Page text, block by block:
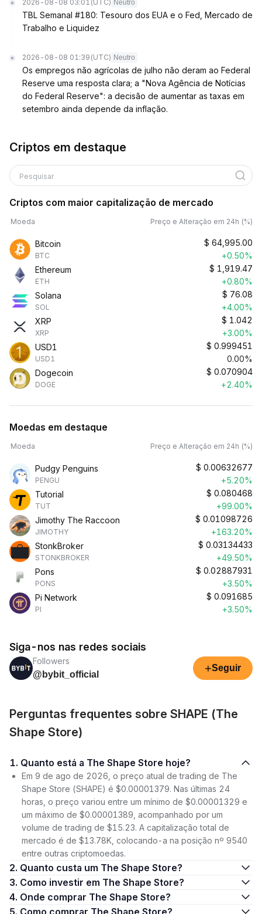
2026-08-08 03:01 (UTC) Neutro
TBL Semanal #180: Tesouro dos EUA e o Fed, Mercado de
Trabalho e Liquidez
2026-08-08 01:39 (UTC) Neutro
Os empregos não agrícolas de julho não deram ao Federal
Reserve uma resposta clara; a "Nova Agência de Notícias
do Federal Reserve": a decisão de aumentar as taxas em
setembro ainda depende da inflação.
Criptos em destaque
Pesquisar
Criptos com maior capitalização de mercado
Moeda Preço e Alteração em 24h (%)
Bitcoin
BTC
$ 64,995.00
+0.50%
Ethereum
ETH
$ 1,919.47
+0.80%
Solana
SOL
$ 76.08
+4.00%
XRP
XRP
$ 1.042
+3.00%
USD1
USD1
$ 0.999451
0.00%
Dogecoin
DOGE
$ 0.070904
+2.40%
Moedas em destaque
Moeda Preço e Alteração em 24h (%)
Pudgy Penguins
PENGU
$ 0.00632677
+5.20%
Tutorial
TUT
$ 0.080468
+99.00%
Jimothy The Raccoon
JIMOTHY
$ 0.01098726
+163.20%
StonkBroker
STONKBROKER
$ 0.03134433
+49.50%
Pons
PONS
$ 0.02887931
+3.50%
Pi Network
PI
$ 0.091685
+3.50%
Siga-nos nas redes sociais
Followers
@bybit_official
+Seguir
Perguntas frequentes sobre SHAPE (The
Shape Store)
1. Quanto está a The Shape Store hoje?
Em 9 de ago de 2026, o preço atual de trading de The
Shape Store (SHAPE) é $0.00001379. Nas últimas 24
horas, o preço variou entre um mínimo de $0.00001329 e
um máximo de $0.00001389, acompanhado por um
volume de trading de $15.23. A capitalização total de
mercado é de $13.78K, colocando-a na posição nº 9540
entre outras criptomoedas.
2. Quanto custa um The Shape Store?
3. Como investir em The Shape Store?
4. Onde comprar The Shape Store?
5. Como comprar The Shape Store?